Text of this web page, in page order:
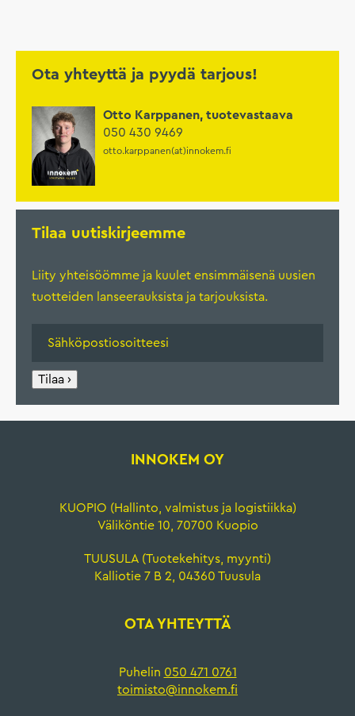
Ota yhteyttä ja pyydä tarjous!
Otto Karppanen, tuotevastaava
050 430 9469
otto.karppanen(at)innokem.fi
Tilaa uutiskirjeemme
Liity yhteisöömme ja kuulet ensimmäisenä uusien
tuotteiden lanseerauksista ja tarjouksista.
Tilaa ›
INNOKEM OY
KUOPIO (Hallinto, valmistus ja logistiikka)
Väliköntie 10, 70700 Kuopio
TUUSULA (Tuotekehitys, myynti)
Kalliotie 7 B 2, 04360 Tuusula
OTA YHTEYTTÄ
Puhelin 050 471 0761
toimisto@innokem.fi